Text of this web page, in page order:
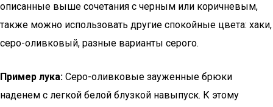
описанные выше сочетания с черным или коричневым,
также можно использовать другие спокойные цвета: хаки,
серо-оливковый, разные варианты серого.
Пример лука: Серо-оливковые зауженные брюки
наденем с легкой белой блузкой навыпуск. К этому